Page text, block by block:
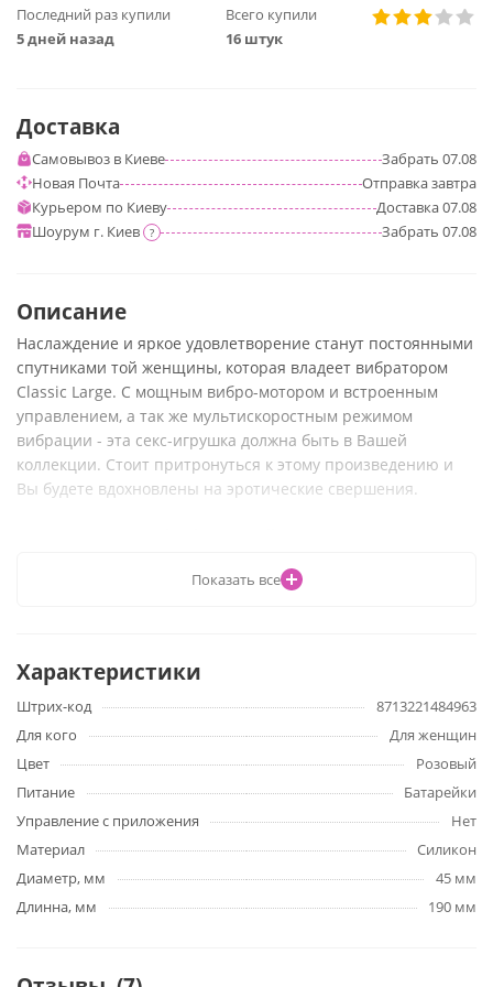
Последний раз купили
5 дней назад
Всего купили
16 штук
Доставка
Самовывоз в Киеве Забрать 07.08
Новая Почта
Отправказавтра
Курьером по Киеву
Доставка07.08
Шоурум г. Киев
? Забрать 07.08
Описание
Наслаждение и яркое удовлетворение станут постоянными
спутниками той женщины, которая владеет вибратором
Classic Large. С мощным вибро-мотором и встроенным
управлением, а так же мультискоростным режимом
вибрации - эта секс-игрушка должна быть в Вашей
коллекции. Стоит притронуться к этому произведению и
Вы будете вдохновлены на эротические свершения.
Общая длина - 25 см,
Питание: 2ХАА (в комплект не входят)
Показать все
Характеристики
Штрих-код
8713221484963
Для кого
Для женщин
Цвет
Розовый
Питание
Батарейки
Управление с приложения
Нет
Материал
Силикон
Диаметр, мм
45 мм
Длинна, мм
190 мм